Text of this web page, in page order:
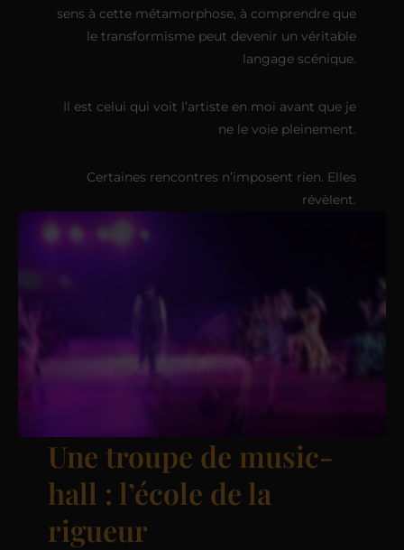
sens à cette métamorphose, à comprendre que
le transformisme peut devenir un véritable
langage scénique.
Il est celui qui voit l’artiste en moi avant que je
ne le voie pleinement.
Certaines rencontres n’imposent rien. Elles
révèlent.
Une troupe de music-
hall : l’école de la
rigueur